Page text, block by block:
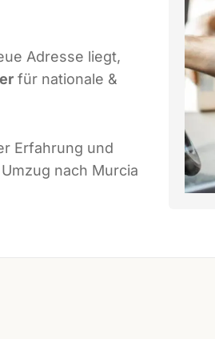
Adresse liegt,
für nationale &
Erfahrung und
nach Murcia